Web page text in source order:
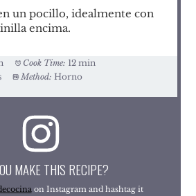
un pocillo, idealmente con
encima.
Cook Time: 12 min
Method: Horno
MAKE THIS RECIPE?
on Instagram and hashtag it